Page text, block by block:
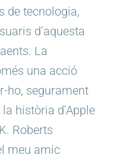
de tecnologia,
d’aquesta
La
una acció
ho, segurament
història d’Apple
Roberts
meu amic